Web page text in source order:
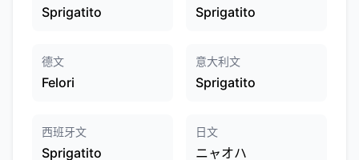
Sprigatito Sprigatito
德文
Felori
意大利文
Sprigatito
西班牙文
Sprigatito
日文
ニャオハ